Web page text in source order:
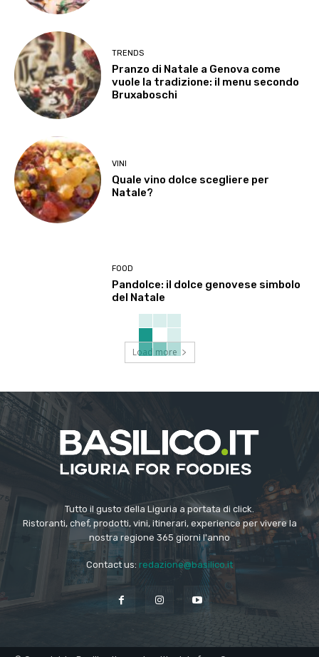
TRENDS
Pranzo di Natale a Genova come
vuole la tradizione: il menu secondo
Bruxaboschi
VINI
Quale vino dolce scegliere per
Natale?
FOOD
Pandolce: il dolce genovese simbolo
del Natale
Load more